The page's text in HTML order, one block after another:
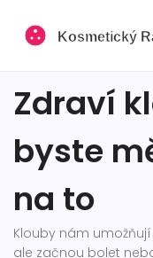
Zdraví
byste
na to
Klouby nám
ale začnou bolet